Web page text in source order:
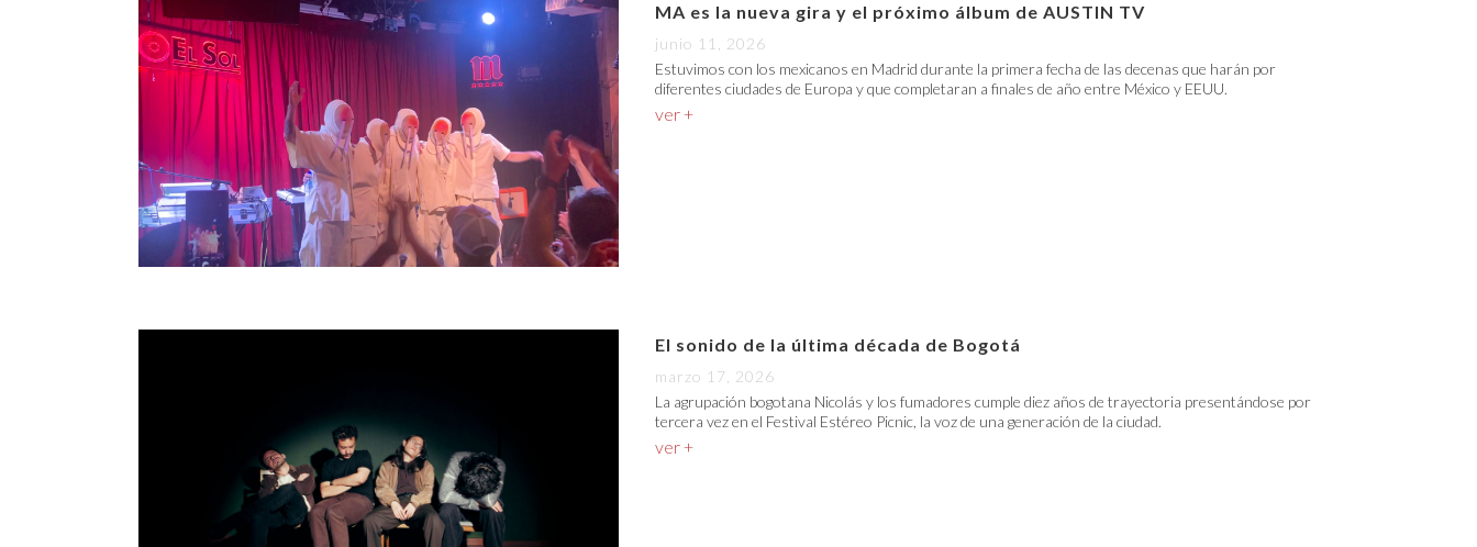
MA es la nueva gira y el próximo álbum de AUSTIN TV
junio 11, 2026
Estuvimos con los mexicanos en Madrid durante la primera fecha de las decenas que harán por
diferentes ciudades de Europa y que completaran a finales de año entre México y EEUU.
ver +
El sonido de la última década de Bogotá
marzo 17, 2026
La agrupación bogotana Nicolás y los fumadores cumple diez años de trayectoria presentándose por
tercera vez en el Festival Estéreo Picnic, la voz de una generación de la ciudad.
ver +